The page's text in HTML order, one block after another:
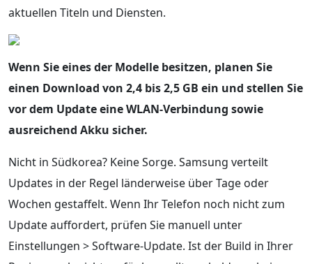
aktuellen Titeln und Diensten.
Wenn Sie eines der Modelle besitzen, planen Sie
einen Download von 2,4 bis 2,5 GB ein und stellen Sie
vor dem Update eine WLAN-Verbindung sowie
ausreichend Akku sicher.
Nicht in Südkorea? Keine Sorge. Samsung verteilt
Updates in der Regel länderweise über Tage oder
Wochen gestaffelt. Wenn Ihr Telefon noch nicht zum
Update auffordert, prüfen Sie manuell unter
Einstellungen > Software-Update. Ist der Build in Ihrer